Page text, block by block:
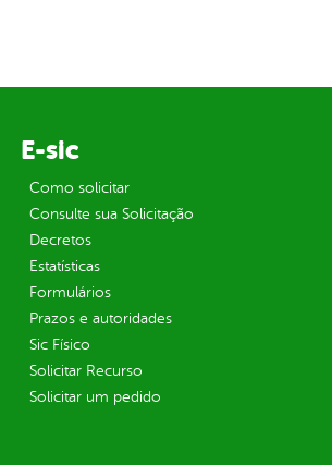
E-sic
Como solicitar
Consulte sua Solicitação
Decretos
Estatísticas
Formulários
Prazos e autoridades
Sic Físico
Solicitar Recurso
Solicitar um pedido